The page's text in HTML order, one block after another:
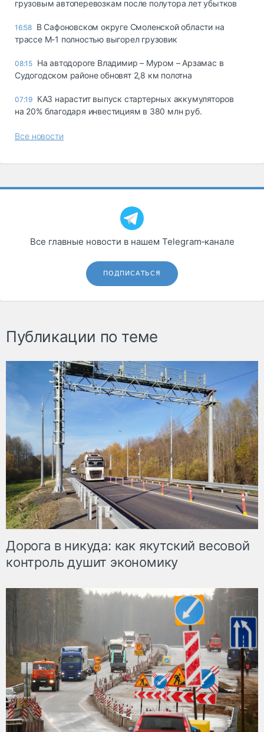
грузовым автоперевозкам после полутора лет убытков
16:58 В Сафоновском округе Смоленской области на
трассе М-1 полностью выгорел грузовик
08:15 На автодороге Владимир – Муром – Арзамас в
Судогодском районе обновят 2,8 км полотна
07:19 КАЗ нарастит выпуск стартерных аккумуляторов
на 20% благодаря инвестициям в 380 млн руб.
Все новости
Все главные новости в нашем Telegram‑канале
ПОДПИСАТЬСЯ
Публикации по теме
Дорога в никуда: как якутский весовой
контроль душит экономику